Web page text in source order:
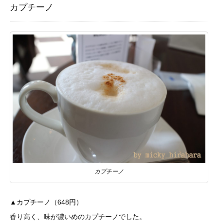
カプチーノ
カプチーノ
▲カプチーノ（648円）
香り高く、味が濃いめのカプチーノでした。